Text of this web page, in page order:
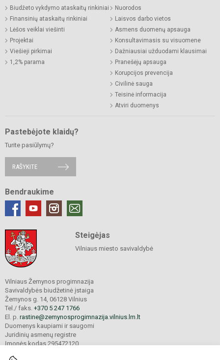
Biudžeto vykdymo ataskaitų rinkiniai
Finansinių ataskaitų rinkiniai
Lėšos veiklai viešinti
Projektai
Viešieji pirkimai
1,2% parama
Nuorodos
Laisvos darbo vietos
Asmens duomenų apsauga
Konsultavimasis su visuomene
Dažniausiai užduodami klausimai
Pranešėjų apsauga
Korupcijos prevencija
Civilinė sauga
Teisinė informacija
Atviri duomenys
Pastebėjote klaidų?
Turite pasiūlymų?
RAŠYKITE
Bendraukime
Steigėjas
Vilniaus miesto savivaldybė
Vilniaus Žemynos progimnazija
Savivaldybės biudžetinė įstaiga
Žemynos g. 14, 06128 Vilnius
Tel./ faks. +370 5 247 1766
El. p. rastine@zemynosprogimnazija.vilnius.lm.lt
Duomenys kaupiami ir saugomi
Juridinių asmenų registre
Įmonės kodas 295472120